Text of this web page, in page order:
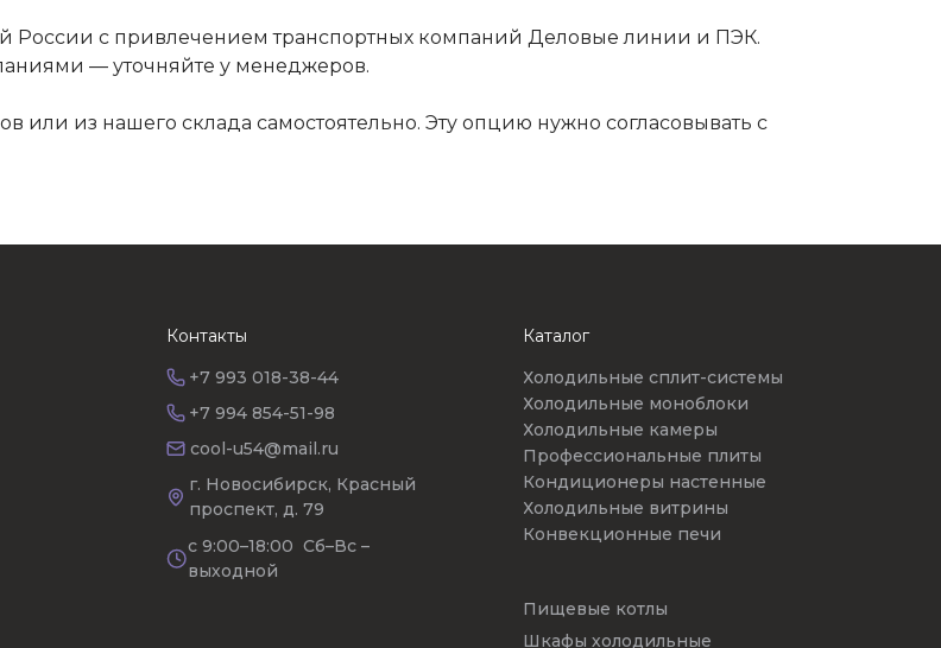
России с привлечением транспортных компаний Деловые линии и ПЭК.
— уточняйте у менеджеров.
или из нашего склада самостоятельно. Эту опцию нужно согласовывать с
+7 994 854-51-98
+7 993 018-38-44
cool-u54@mail.ru
г. Новосибирск, Красный
проспект, д. 79
с 9:00–18:00 Сб–Вс –
выходной
Контакты
Пищевые котлы
Шкафы холодильные
Холодильные сплит-системы
Холодильные моноблоки
Холодильные камеры
Профессиональные плиты
Кондиционеры настенные
Холодильные витрины
Конвекционные печи
Каталог